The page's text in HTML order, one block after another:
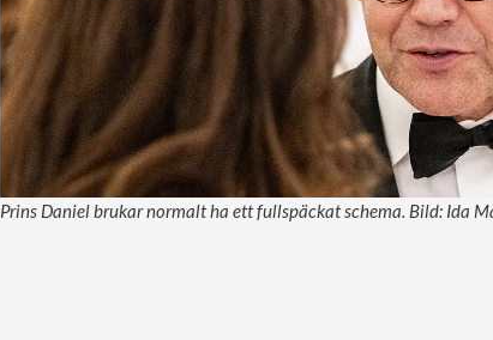
Prins Daniel brukar normalt ha ett fullspäckat schema. Bild: Ida